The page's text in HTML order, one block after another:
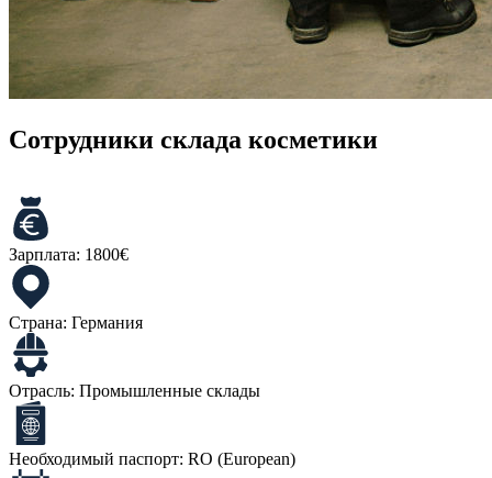
Сотрудники склада косметики
Зарплата: 1800€
Страна: Германия
Отрасль: Промышленные склады
Необходимый паспорт: RO (European)